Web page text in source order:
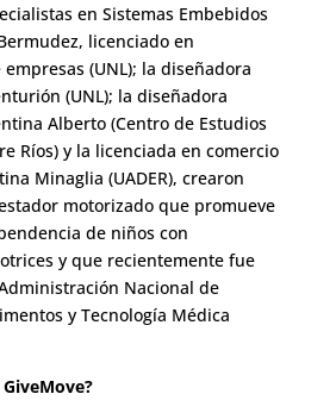
en Sistemas Embebidos
licenciado en
(UNL); la diseñadora
(UNL); la diseñadora
Alberto (Centro de Estudios
Ríos) y la licenciada en comercio
Minaglia (UADER), crearon
motorizado que promueve
de niños con
y que recientemente fue
Nacional de
y Tecnología Médica